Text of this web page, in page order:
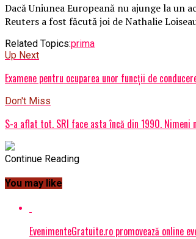
Dacă Uniunea Europeană nu ajunge la
Reuters a fost făcută joi de Nathalie
Related Topics:prima
Up Next
Examene pentru ocuparea unor funcţii de
Don't Miss
S-a aflat tot. SRI face asta încă din 1990. Nimeni
Continue Reading
You may like
EvenimenteGratuite.ro promovează online